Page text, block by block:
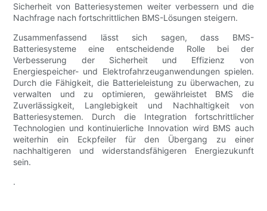
Sicherheit von Batteriesystemen weiter verbessern und die
Nachfrage nach fortschrittlichen BMS-Lösungen steigern.
Zusammenfassend lässt sich sagen, dass BMS-
Batteriesysteme eine entscheidende Rolle bei der
Verbesserung der Sicherheit und Effizienz von
Energiespeicher- und Elektrofahrzeuganwendungen spielen.
Durch die Fähigkeit, die Batterieleistung zu überwachen, zu
verwalten und zu optimieren, gewährleistet BMS die
Zuverlässigkeit, Langlebigkeit und Nachhaltigkeit von
Batteriesystemen. Durch die Integration fortschrittlicher
Technologien und kontinuierliche Innovation wird BMS auch
weiterhin ein Eckpfeiler für den Übergang zu einer
nachhaltigeren und widerstandsfähigeren Energiezukunft
sein.
.